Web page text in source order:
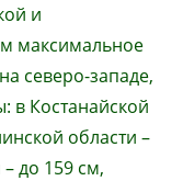
и
максимальное
северо-западе,
в Костанайской
области –
до 159 см,